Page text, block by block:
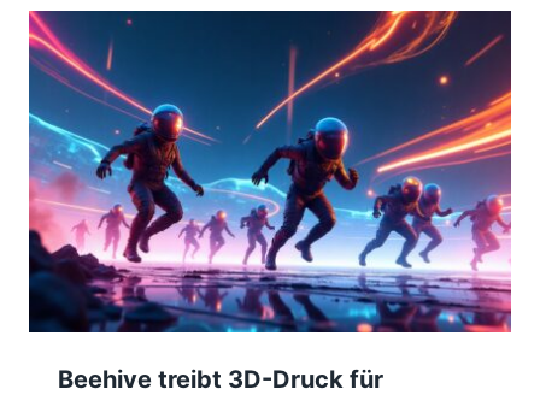
Beehive treibt 3D-Druck für